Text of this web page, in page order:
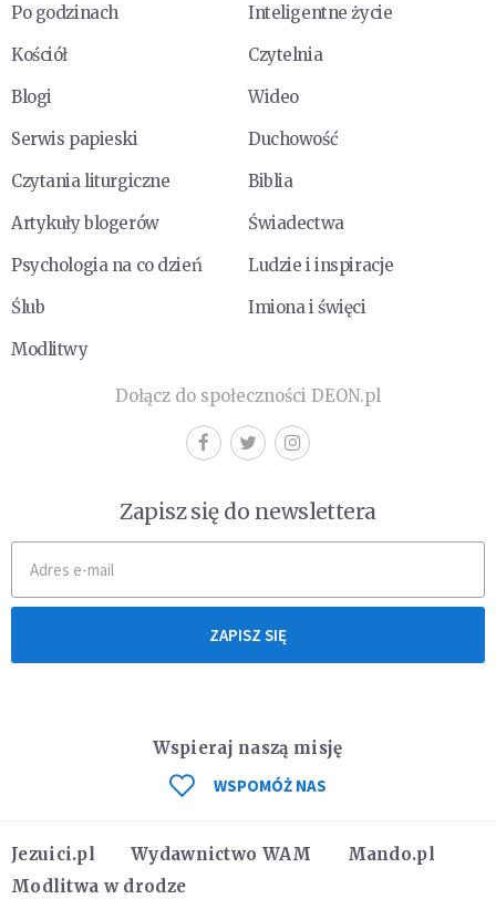
Po godzinach
Inteligentne życie
Kościół
Czytelnia
Blogi
Wideo
Serwis papieski
Duchowość
Czytania liturgiczne
Biblia
Artykuły blogerów
Świadectwa
Psychologia na co dzień
Ludzie i inspiracje
Ślub
Imiona i święci
Modlitwy
Dołącz do społeczności DEON.pl
Zapisz się do newslettera
ZAPISZ SIĘ
Jezuici.pl Wydawnictwo WAM
Mando.pl
Modlitwa w drodze
Wspieraj naszą misję
WSPOMÓŻ NAS